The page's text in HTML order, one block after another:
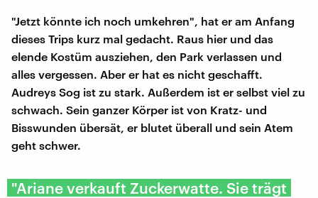
"Jetzt könnte ich noch umkehren", hat er am Anfang
dieses Trips kurz mal gedacht. Raus hier und das
elende Kostüm ausziehen, den Park verlassen und
alles vergessen. Aber er hat es nicht geschafft.
Audreys Sog ist zu stark. Außerdem ist er selbst viel zu
schwach. Sein ganzer Körper ist von Kratz- und
Bisswunden übersät, er blutet überall und sein Atem
geht schwer.
"Ariane verkauft Zuckerwatte. Sie trägt